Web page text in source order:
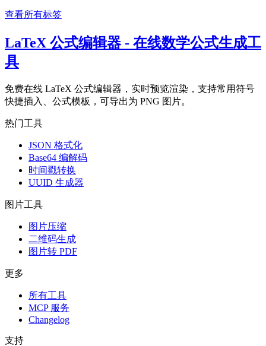
查看所有标签
LaTeX 公式编辑器 - 在线数学公式生成工
具
免费在线 LaTeX 公式编辑器，实时预览渲染，支持常用符号
快捷插入、公式模板，可导出为 PNG 图片。
热门工具
JSON 格式化
Base64 编解码
时间戳转换
UUID 生成器
图片工具
图片压缩
二维码生成
图片转 PDF
更多
所有工具
MCP 服务
Changelog
支持